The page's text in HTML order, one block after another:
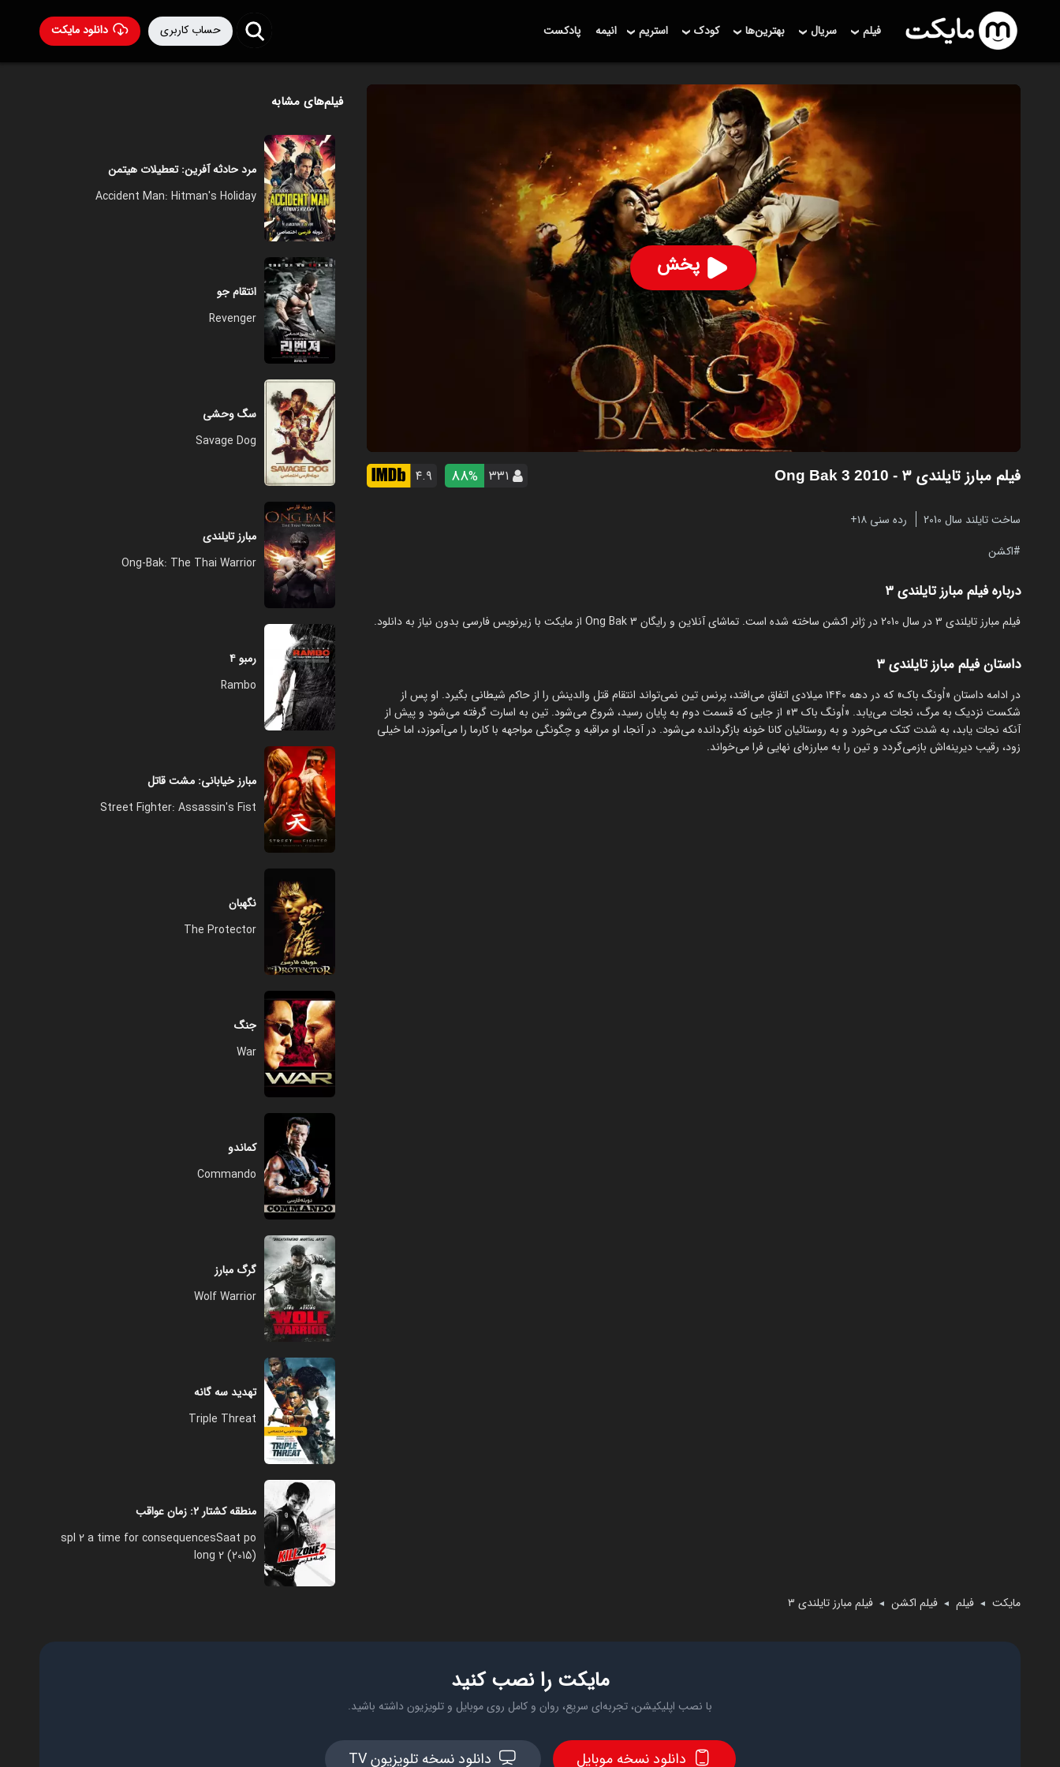
دانلود مایکت حساب کاربری فیلم سریال بهترین‌ها کودک استریم انیمه پادکست
پخش
فیلم مبارز تایلندی ۳ - Ong Bak 3 2010 ۳۳۱ 88% ۴.۹
ساخت تایلند سال 2010
رده سنی ۱۸+
اکشن
درباره فیلم مبارز تایلندی ۳
فیلم مبارز تایلندی ۳ در سال 2010 در ژانر اکشن ساخته شده است. تماشای آنلاین و رایگان Ong Bak 3 از مایکت با زیرنویس فارسی بدون نیاز به دانلود.
داستان فیلم مبارز تایلندی ۳
در ادامه داستان «اُونگ باک» که در دهه ۱۴۴۰ میلادی اتفاق می‌افتد، پرنس تین نمی‌تواند انتقام قتل والدینش را از حاکم شیطانی بگیرد. او پس از
شکست نزدیک به مرگ، نجات می‌یابد. «اُونگ باک ۳» از جایی که قسمت دوم به پایان رسید، شروع می‌شود. تین به اسارت گرفته می‌شود و پیش از
آنکه نجات یابد، به شدت کتک می‌خورد و به روستائیان کانا خونه بازگردانده می‌شود. در آنجا، او مراقبه و چگونگی مواجهه با کارما را می‌آموزد، اما خیلی
زود، رقیب دیرینه‌اش بازمی‌گردد و تین را به مبارزه‌ای نهایی فرا می‌خواند.
مایکت ◄ فیلم ◄ فیلم اکشن ◄ فیلم مبارز تایلندی ۳
فیلم‌های مشابه
مرد حادثه آفرین: تعطیلات هیتمن
Accident Man: Hitman's Holiday
انتقام جو
Revenger
سگ وحشی
Savage Dog
مبارز تایلندی
Ong-Bak: The Thai Warrior
رمبو ۴
Rambo
مبارز خیابانی: مشت قاتل
Street Fighter: Assassin's Fist
نگهبان
The Protector
جنگ
War
کماندو
Commando
گرگ مبارز
Wolf Warrior
تهدید سه گانه
Triple Threat
منطقه کشتار ۲: زمان عواقب
spl 2 a time for consequencesSaat po
long 2 (2015)
مایکت را نصب کنید
با نصب اپلیکیشن، تجربه‌ای سریع، روان و کامل روی موبایل و تلویزیون داشته باشید.
دانلود نسخه موبایل دانلود نسخه تلویزیون TV